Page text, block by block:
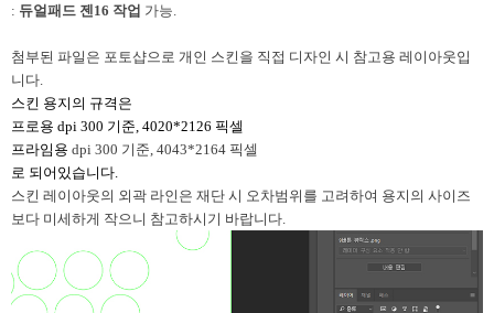
: 듀얼패드 젠16 작업 가능.
첨부된 파일은 포토샵으로 개인 스킨을 직접 디자인 시 참고용 레이아웃입
니다.
스킨 용지의 규격은
프로용 dpi 300 기준, 4020*2126 픽셀
프라임용 dpi 300 기준, 4043*2164 픽셀
로 되어있습니다.
스킨 레이아웃의 외곽 라인은 재단 시 오차범위를 고려하여 용지의 사이즈
보다 미세하게 작으니 참고하시기 바랍니다.